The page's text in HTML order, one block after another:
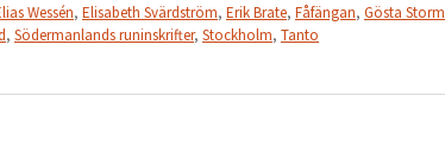
Wessén, Elisabeth Svärdström, Erik Brate, Fåfängan, Gösta Storm
, Södermanlands runinskrifter, Stockholm, Tanto